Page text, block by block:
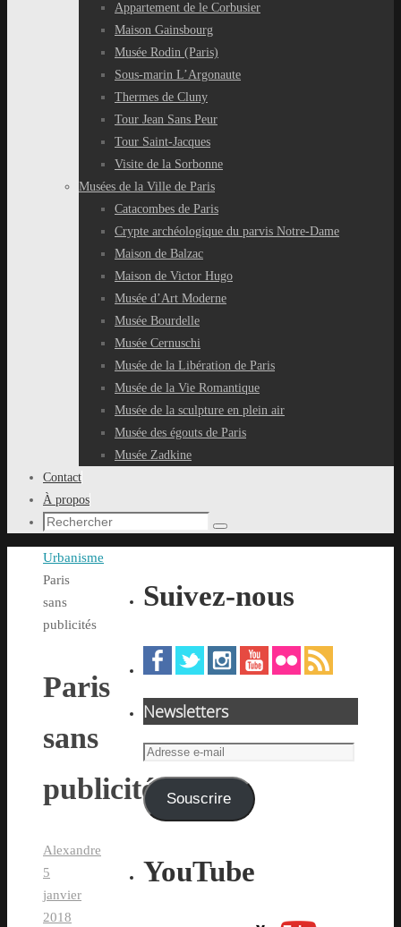
Appartement de le Corbusier
Maison Gainsbourg
Musée Rodin (Paris)
Sous-marin L’Argonaute
Thermes de Cluny
Tour Jean Sans Peur
Tour Saint-Jacques
Visite de la Sorbonne
Musées de la Ville de Paris
Catacombes de Paris
Crypte archéologique du parvis Notre-Dame
Maison de Balzac
Maison de Victor Hugo
Musée d’Art Moderne
Musée Bourdelle
Musée Cernuschi
Musée de la Libération de Paris
Musée de la Vie Romantique
Musée de la sculpture en plein air
Musée des égouts de Paris
Musée Zadkine
Contact
À propos
Recherche
:
Rechercher
Accueil
Urbanisme
Paris
sans
publicités
Paris
sans
publicités
Alexandre
5
janvier
2018
Suivez-nous
Newsletters
Adresse
mail Souscrire
YouTube